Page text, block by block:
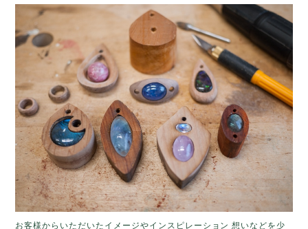
お客様からいただいたイメージやインスピレーション 想いなどを少